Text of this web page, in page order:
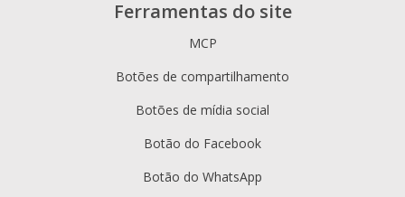
Ferramentas do site
MCP
Botões de compartilhamento
Botões de mídia social
Botão do Facebook
Botão do WhatsApp